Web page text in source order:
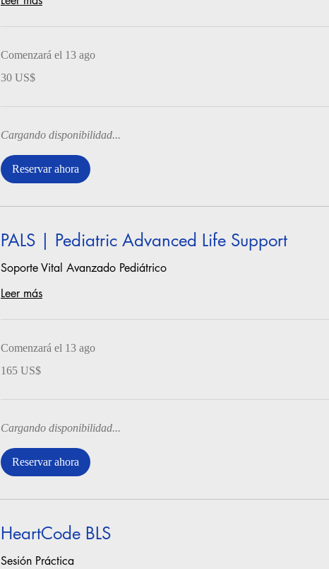
Comenzará el 13 ago
dólares
30 US$
Cargando disponibilidad...
Reservar ahora
PALS | Pediatric Advanced Life Support
Soporte Vital Avanzado Pediátrico
Leer más
Comenzará el 13 ago
dólares
165 US$
Cargando disponibilidad...
Reservar ahora
HeartCode BLS
Sesión Práctica